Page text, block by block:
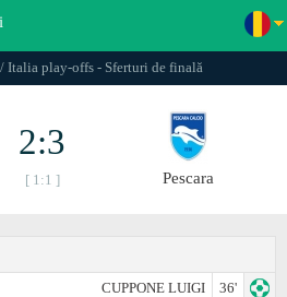
Italia play-offs - Sferturi de finală
2:3
[ 1:1 ] Pescara
CUPPONE LUIGI
36'